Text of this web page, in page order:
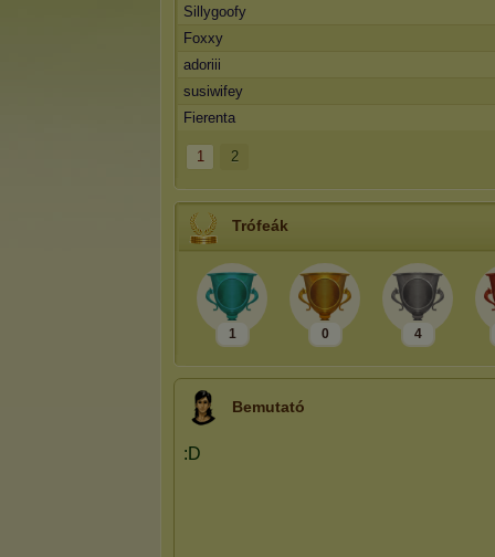
Sillygoofy
Foxxy
adoriii
susiwifey
Fierenta
1 2
Trófeák
1 0 4
Bemutató